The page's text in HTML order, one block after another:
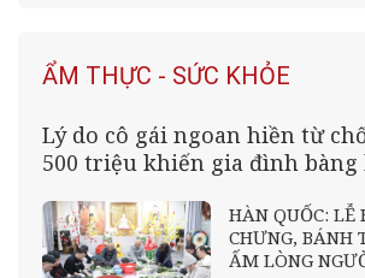
ẨM THỰC - SỨC KHỎE
Lý do cô gái ngoan hiền từ
500 triệu khiến gia đình bàng
HÀN QUỐC: LỄ
CHƯNG, BÁNH
ẤM LÒNG